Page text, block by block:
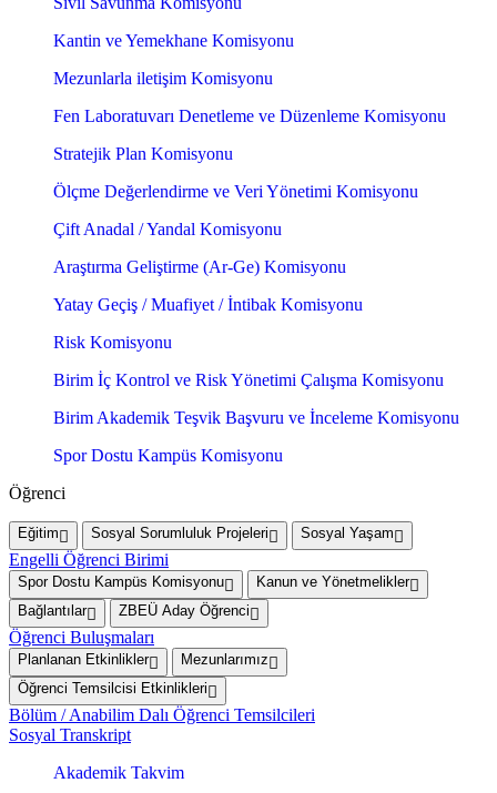
Kantin ve Yemekhane Komisyonu
Mezunlarla iletişim Komisyonu
Fen Laboratuvarı Denetleme ve Düzenleme Komisyonu
Stratejik Plan Komisyonu
Ölçme Değerlendirme ve Veri Yönetimi Komisyonu
Çift Anadal / Yandal Komisyonu
Araştırma Geliştirme (Ar-Ge) Komisyonu
Yatay Geçiş / Muafiyet / İntibak Komisyonu
Risk Komisyonu
Birim İç Kontrol ve Risk Yönetimi Çalışma Komisyonu
Birim Akademik Teşvik Başvuru ve İnceleme Komisyonu
Spor Dostu Kampüs Komisyonu
Öğrenci
Eğitim Sosyal Sorumluluk Projeleri Sosyal Yaşam
Engelli Öğrenci Birimi
Spor Dostu Kampüs Komisyonu
Kanun ve Yönetmelikler
Bağlantılar
ZBEÜ Aday Öğrenci
Öğrenci Buluşmaları
Planlanan Etkinlikler
Mezunlarımız
Öğrenci Temsilcisi Etkinlikleri
Bölüm / Anabilim Dalı Öğrenci Temsilcileri
Sosyal Transkript
Akademik Takvim